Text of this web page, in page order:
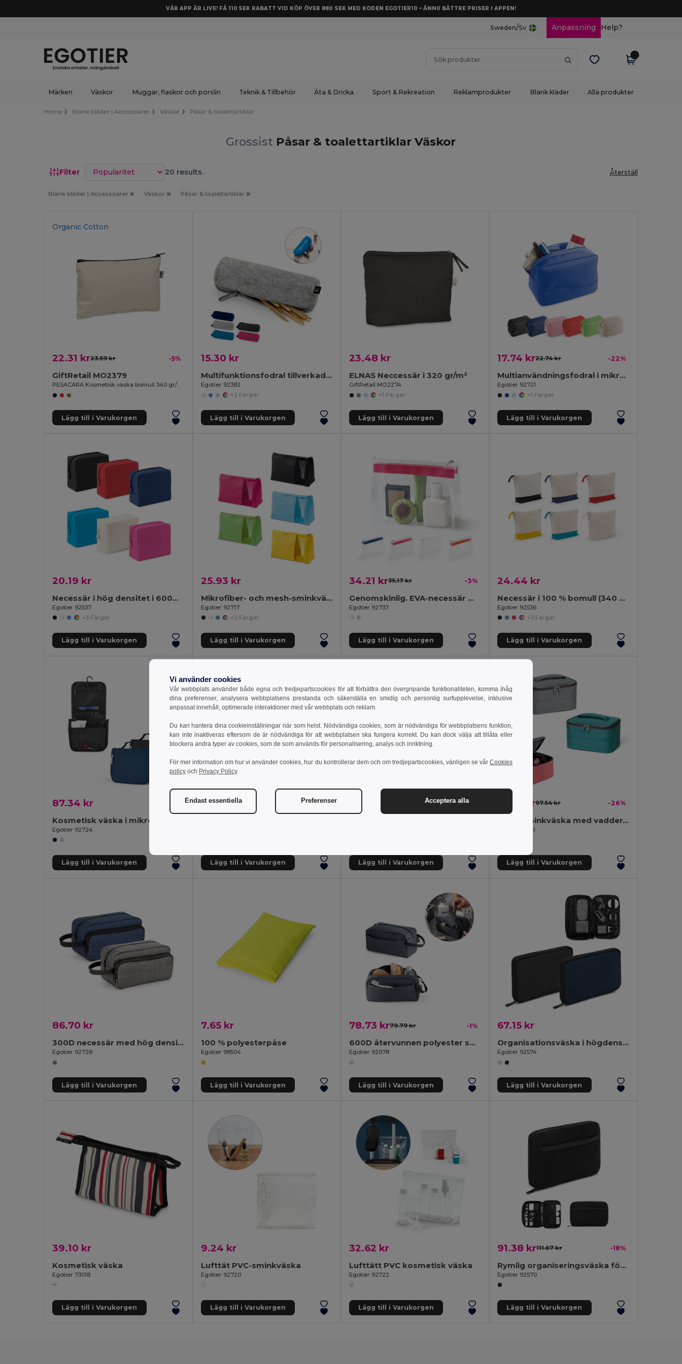
VÅR APP ÄR LIVE! FÅ 110 SEK RABATT VID KÖP ÖVER 880 SEK MED KODEN EGOTIER10 – ÄNNU BÄTTRE PRISER I APPEN!
Sweden/Sv Anpassning Help?
Märken Väskor Muggar, flaskor och porslin Teknik & Tillbehör Äta & Dricka Sport & Rekreation Reklamprodukter Blank kläder Alla produkter
Home Blank kläder | Accessoarer Väskor Påsar & toalettartiklar
Grossist Påsar & toalettartiklar Väskor
Filter Sortera efter 20 results. Återställ
Blank kläder | Accessoarer Väskor Påsar & toalettartiklar
Organic Cotton
22.31 kr23.59 kr -5%
GiftRetail MO2379
PESACARA Kosmetisk väska bomull 340 gr/m²
Lägg till i Varukorgen
15.30 kr
Multifunktionsfodral tillverkad av återvunnen filt (100% rPET)
Egotier 92382
+2 Färger
Lägg till i Varukorgen
23.48 kr
ELNAS Neccessär i 320 gr/m²
GiftRetail MO2274
+1 Färger
Lägg till i Varukorgen
17.74 kr22.74 kr -22%
Multianvändningsfodral i mikrofiber
Egotier 92721
+1 Färger
Lägg till i Varukorgen
20.19 kr
Necessär i hög densitet i 600D polyester
Egotier 92537
+3 Färger
Lägg till i Varukorgen
25.93 kr
Mikrofiber- och mesh-sminkväska
Egotier 92717
+2 Färger
Lägg till i Varukorgen
34.21 kr35.17 kr -3%
Genomskinlig. EVA-necessär med dragkedja
Egotier 92737
Lägg till i Varukorgen
24.44 kr
Necessär i 100 % bomull (340 g/m²) i två färger
Egotier 92536
+3 Färger
Lägg till i Varukorgen
87.34 kr
Egotier 92724
Lägg till i Varukorgen
13.39 kr
Lägg till i Varukorgen
-23%
Lägg till i Varukorgen
71.72 kr97.54 kr -26%
300D sminkväska med vadderat handtag
Egotier 92731
Lägg till i Varukorgen
86.70 kr
300D necessär med hög densitet med handtag
Egotier 92728
Lägg till i Varukorgen
7.65 kr
100 % polyesterpåse
Egotier 98504
Lägg till i Varukorgen
78.73 kr79.79 kr -1%
600D återvunnen polyester sminkväska
Egotier 92078
Lägg till i Varukorgen
67.15 kr
Organisationsväska i högdensitets 600D återvunnen polyester med rymligt huvudfack för tekniska tillbehör
Egotier 92574
Lägg till i Varukorgen
39.10 kr
Kosmetisk väska
Egotier 73018
Lägg till i Varukorgen
9.24 kr
Lufttät PVC-sminkväska
Egotier 92720
Lägg till i Varukorgen
32.62 kr
Lufttätt PVC kosmetisk väska
Egotier 92722
Lägg till i Varukorgen
91.38 kr111.67 kr -18%
Rymlig organiseringsväska för tekniska tillbehör i twill med vattenavvisande beläggning och 600D återvunnen polyester
Egotier 92570
Lägg till i Varukorgen
Vi använder cookies
Vår webbplats använder både egna och tredjepartscookies för att förbättra den övergripande funktionaliteten, komma ihåg
dina preferenser, analysera webbplatsens prestanda och säkerställa en smidig och personlig surfupplevelse, inklusive
anpassat innehåll, optimerade interaktioner med vår webbplats och reklam.
Du kan hantera dina cookieinställningar när som helst. Nödvändiga cookies, som är nödvändiga för webbplatsens funktion,
kan inte inaktiveras eftersom de är nödvändiga för att webbplatsen ska fungera korrekt. Du kan dock välja att tillåta eller
blockera andra typer av cookies, som de som används för personalisering, analys och inriktning.
För mer information om hur vi använder cookies, hur du kontrollerar dem och om tredjepartscookies, vänligen se vår Cookies
policy och Privacy Policy.
Endast essentiella Preferenser Acceptera alla